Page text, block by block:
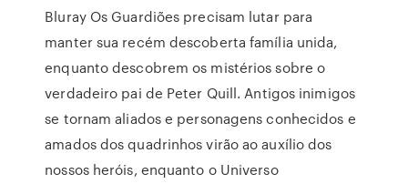
Bluray Os Guardiões precisam lutar para
manter sua recém descoberta família unida,
enquanto descobrem os mistérios sobre o
verdadeiro pai de Peter Quill. Antigos inimigos
se tornam aliados e personagens conhecidos e
amados dos quadrinhos virão ao auxílio dos
nossos heróis, enquanto o Universo